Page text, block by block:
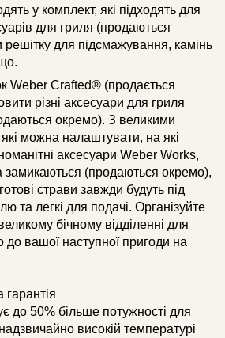
у комплект, які підходять для
для гриля (продаються
для підсмажування, камінь
Weber Crafted® (продається
різні аксесуари для гриля
окремо). З великими
можна налаштувати, на які
аксесуари Weber Works,
замикаються (продаються окремо),
страви завжди будуть під
та легкі для подачі. Організуйте
бічному відділенні для
до вашої наступної пригоди на
до 50% більше потужності для
високій температурі